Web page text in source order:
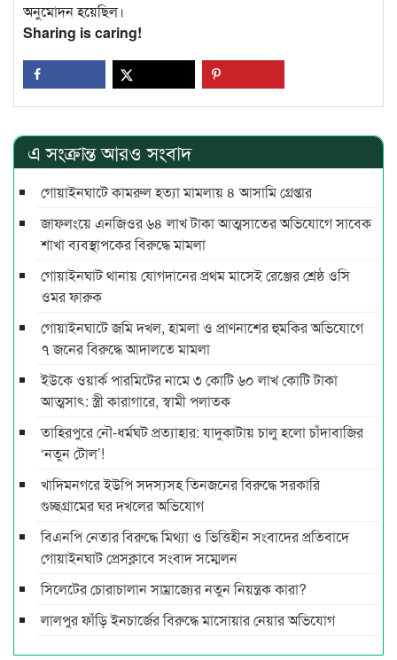
অনুমোদন হয়েছিল।
Sharing is caring!
এ সংক্রান্ত আরও সংবাদ
গোয়াইনঘাটে কামরুল হত্যা মামলায় ৪ আসামি গ্রেপ্তার
জাফলংয়ে এনজিওর ৬৪ লাখ টাকা আত্মসাতের অভিযোগে সাবেক
শাখা ব্যবস্থাপকের বিরুদ্ধে মামলা
গোয়াইনঘাট থানায় যোগদানের প্রথম মাসেই রেঞ্জের শ্রেষ্ঠ ওসি
ওমর ফারুক
গোয়াইনঘাটে জমি দখল, হামলা ও প্রাণনাশের হুমকির অভিযোগে
৭ জনের বিরুদ্ধে আদালতে মামলা
ইউকে ওয়ার্ক পারমিটের নামে ৩ কোটি ৬০ লাখ কোটি টাকা
আত্মসাৎ: স্ত্রী কারাগারে, স্বামী পলাতক
তাহিরপুরে নৌ-ধর্মঘট প্রত্যাহার: যাদুকাটায় চালু হলো চাঁদাবাজির
‘নতুন টোল’!
খাদিমনগরে ইউপি সদস্যসহ তিনজনের বিরুদ্ধে সরকারি
গুচ্ছগ্রামের ঘর দখলের অভিযোগ
বিএনপি নেতার বিরুদ্ধে মিথ্যা ও ভিত্তিহীন সংবাদের প্রতিবাদে
গোয়াইনঘাট প্রেসক্লাবে সংবাদ সম্মেলন
সিলেটের চোরাচালান সাম্রাজ্যের নতুন নিয়ন্ত্রক কারা?
লালপুর ফাঁড়ি ইনচার্জের বিরুদ্ধে মাসোয়ার নেয়ার অভিযোগ